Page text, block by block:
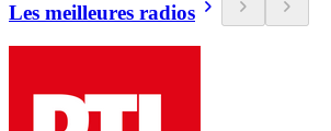
Les meilleures radios